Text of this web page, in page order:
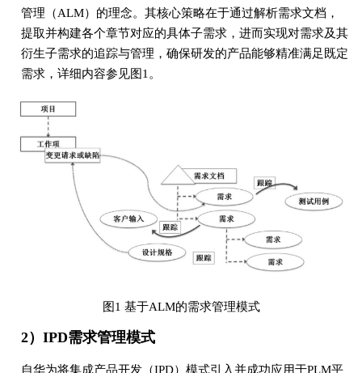
管理（ALM）的理念。其核心策略在于通过解析需求文档，
提取并构建各个章节对应的具体子需求，进而实现对需求及其
衍生子需求的追踪与管理，确保研发的产品能够精准满足既定
需求，详细内容参见图1。
图1 基于ALM的需求管理模式
2）IPD需求管理模式
自华为将集成产品开发（IPD）模式引入并成功应用于PLM平